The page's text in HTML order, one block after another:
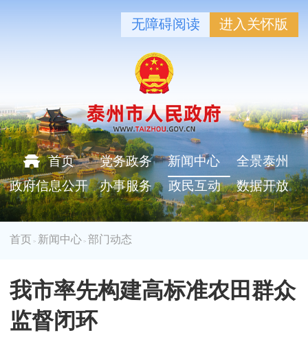
无障碍阅读 进入关怀版
首页 党务政务 新闻中心
全景泰州
政府信息公开
办事服务 政民互动 数据开放
首页 > 新闻中心 >部门动态
我市率先构建高标准农田群众
监督闭环